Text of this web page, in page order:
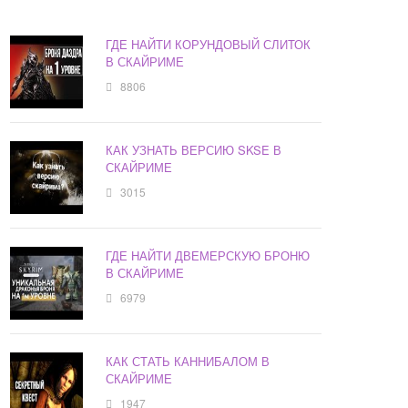
ГДЕ НАЙТИ КОРУНДОВЫЙ СЛИТОК
В СКАЙРИМЕ
8806
КАК УЗНАТЬ ВЕРСИЮ SKSE В
СКАЙРИМЕ
3015
ГДЕ НАЙТИ ДВЕМЕРСКУЮ БРОНЮ
В СКАЙРИМЕ
6979
КАК СТАТЬ КАННИБАЛОМ В
СКАЙРИМЕ
1947